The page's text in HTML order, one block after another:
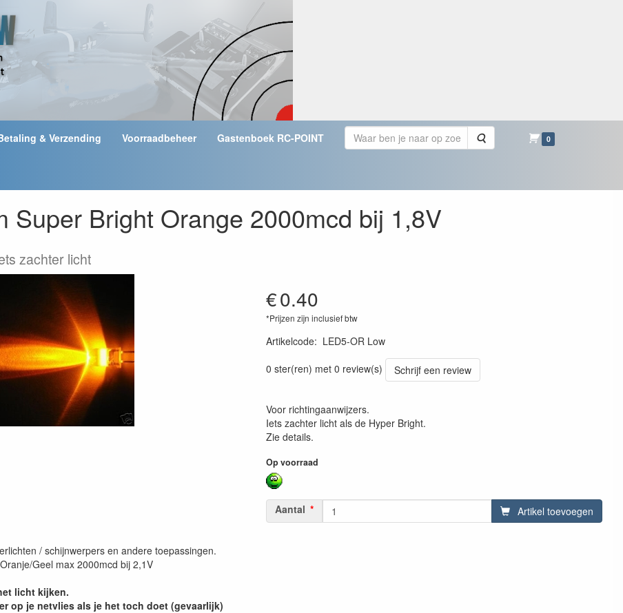
& Verzending Voorraadbeheer Gastenboek RC-POINT Zoeken 0
Super Bright Orange 2000mcd bij 1,8V
zachter licht
€0.40
*Prijzen zijn inclusief btw
Artikelcode: LED5-OR Low
0 ster(ren) met 0 review(s)
Schrijf een review
Voor richtingaanwijzers.
Iets zachter licht als de Hyper Bright.
Zie details.
Op voorraad
Aantal Artikel toevoegen
/ schijnwerpers en andere toepassingen.
Geel max 2000mcd bij 2,1V
licht kijken.
op je netvlies als je het toch doet (gevaarlijk)